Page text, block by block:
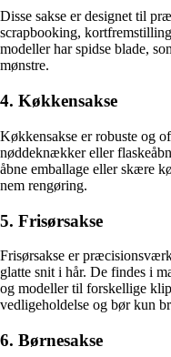
Disse sakse er designet til
scrapbooking,
modeller har spidse blade,
mønstre.
4. Køkkensakse
Køkkensakse er robuste og
nøddeknækker eller
åbne emballage eller skære
nem rengøring.
5. Frisørsakse
Frisørsakse er
glatte snit i hår. De findes i
og modeller til forskellige
vedligeholdelse og bør kun
6. Børnesakse